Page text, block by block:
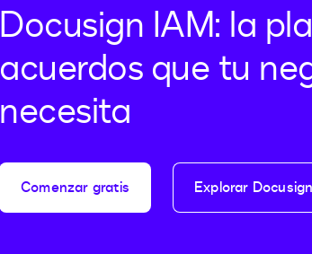
Docusign IAM: la
acuerdos que tu
necesita
Comenzar gratis Explorar